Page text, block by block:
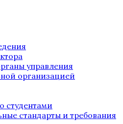
управления
организацией
студентами
стандарты и требования